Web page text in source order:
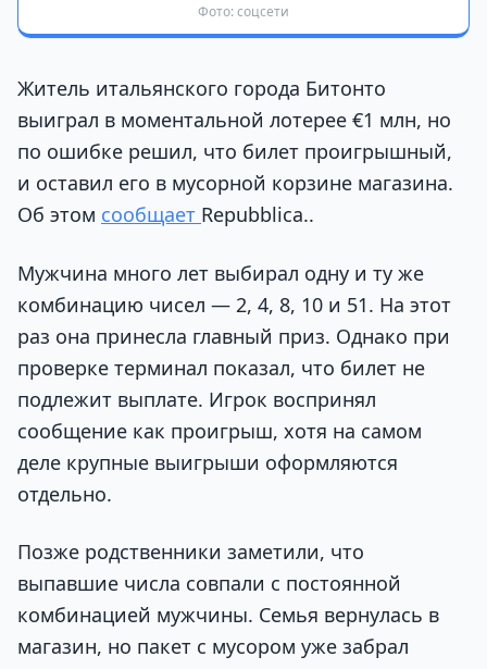
Фото: соцсети
Житель итальянского города Битонто
выиграл в моментальной лотерее €1 млн, но
по ошибке решил, что билет проигрышный,
и оставил его в мусорной корзине магазина.
Об этом сообщает Repubblica..
Мужчина много лет выбирал одну и ту же
комбинацию чисел — 2, 4, 8, 10 и 51. На этот
раз она принесла главный приз. Однако при
проверке терминал показал, что билет не
подлежит выплате. Игрок воспринял
сообщение как проигрыш, хотя на самом
деле крупные выигрыши оформляются
отдельно.
Позже родственники заметили, что
выпавшие числа совпали с постоянной
комбинацией мужчины. Семья вернулась в
магазин, но пакет с мусором уже забрал